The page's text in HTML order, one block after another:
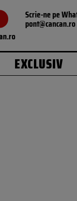
Scrie-ne pe
pont@cancan.ro
EXCLUSIV